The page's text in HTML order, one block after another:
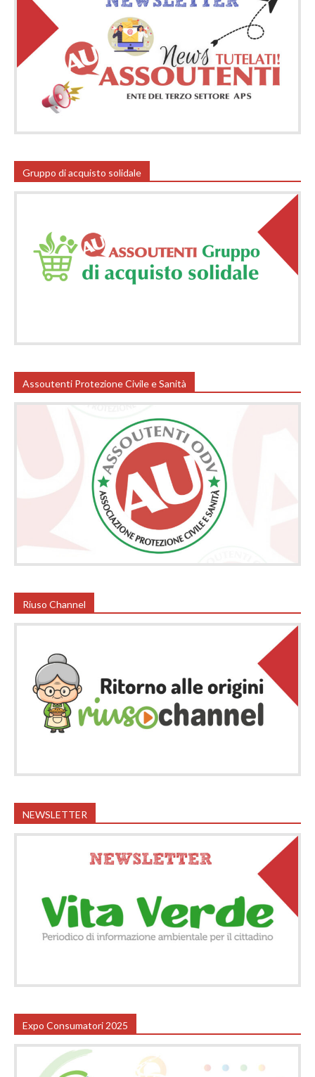
Gruppo di acquisto solidale
Assoutenti Protezione Civile e Sanità
Riuso Channel
NEWSLETTER
Expo Consumatori 2025